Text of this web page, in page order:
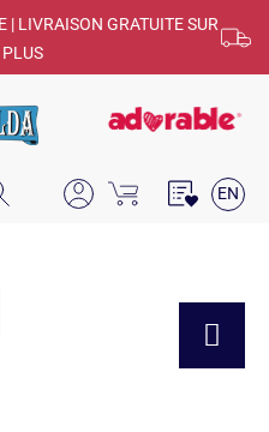
| LIVRAISON GRATUITE SUR
EN